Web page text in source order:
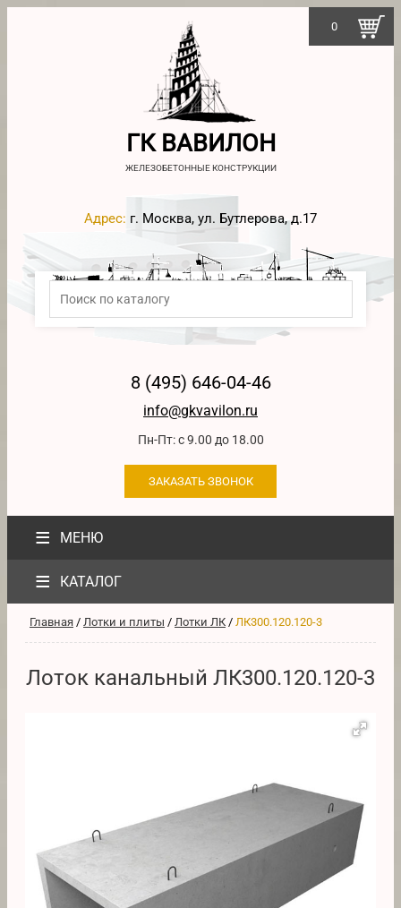
ГК ВАВИЛОН
ЖЕЛЕЗОБЕТОННЫЕ КОНСТРУКЦИИ
Адрес: г. Москва, ул. Бутлерова, д.17
8 (495) 646-04-46
info@gkvavilon.ru
Пн-Пт: с 9.00 до 18.00
ЗАКАЗАТЬ ЗВОНОК
≡ МЕНЮ
0
≡ КАТАЛОГ
Главная / Лотки и плиты / Лотки ЛК / ЛК300.120.120-3
Лоток канальный ЛК300.120.120-3